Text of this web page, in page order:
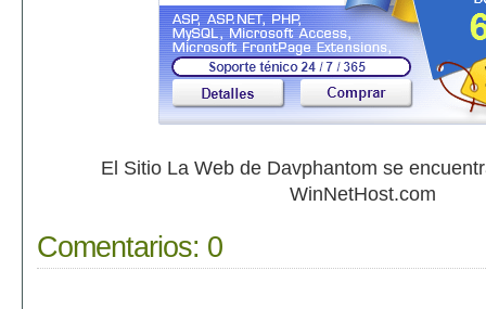
El Sitio La Web de Davphantom se
WinNetHost.com
Comentarios: 0